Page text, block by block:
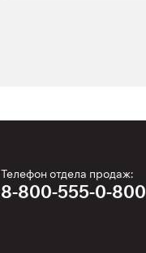
Телефон отдела продаж:
8-800-555-0-800